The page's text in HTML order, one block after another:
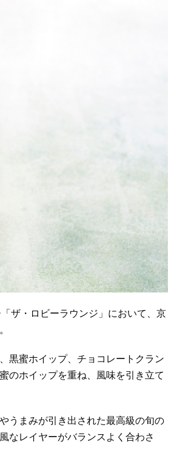
ザ・ロビーラウンジ」において、京
黒蜜ホイップ、チョコレートクラン
のホイップを重ね、風味を引き立て
うまみが引き出された最高級の旬の
なレイヤーがバランスよく合わさ